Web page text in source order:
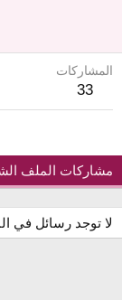
المشاركات
33
مشاركات الملف
لا توجد رسائل في